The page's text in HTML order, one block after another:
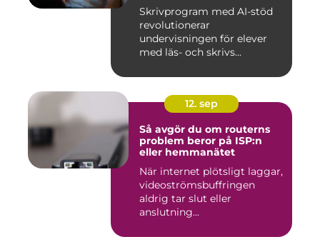
Skrivprogram med AI-stöd
revolutionerar
undervisningen för elever
med läs- och skrivs...
12. sep
Så avgör du om routerns
problem beror på ISP:n
eller hemmanätet
När internet plötsligt laggar,
videoströmsbuffringen
aldrig tar slut eller
anslutning...